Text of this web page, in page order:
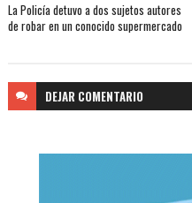
La Policía detuvo a dos sujetos autores
de robar en un conocido supermercado
DEJAR COMENTARIO